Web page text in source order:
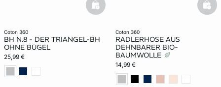
coton 360
BH N.8 - DER TRIANGEL-BH
OHNE BÜGEL
25,99 €
basketfull
coton 360
RADLERHOSE AUS
DEHNBARER BIO-
BAUMWOLLE
14,99 €